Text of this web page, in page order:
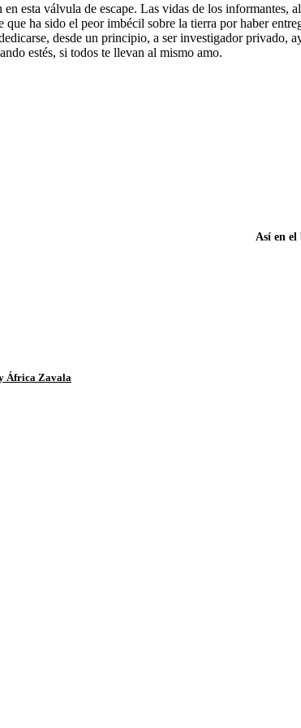
esta válvula de escape. Las vidas de los informantes,
ha sido el peor imbécil sobre la tierra por haber
desde un principio, a ser investigador privado,
estés, si todos te llevan al mismo amo.
Así en el
África Zavala